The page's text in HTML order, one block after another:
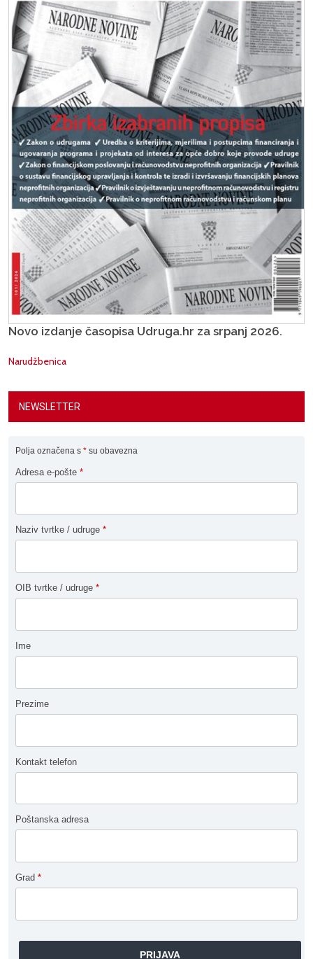
Novo izdanje časopisa Udruga.hr za srpanj 2026.
Narudžbenica
NEWSLETTER
Polja označena s * su obavezna
Adresa e-pošte *
Naziv tvrtke / udruge *
OIB tvrtke / udruge *
Ime
Prezime
Kontakt telefon
Poštanska adresa
Grad *